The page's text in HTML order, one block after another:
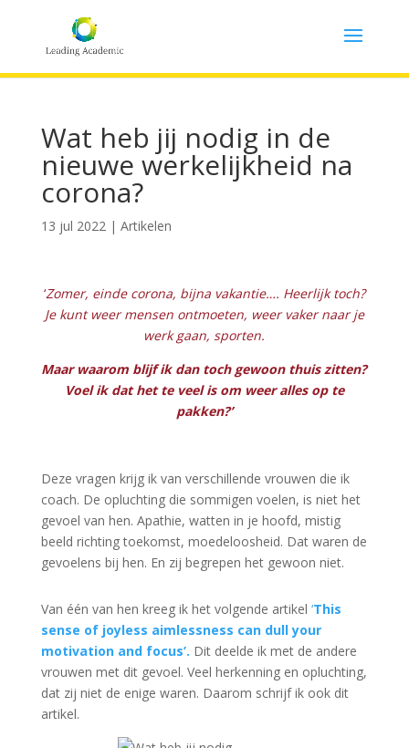
Wat heb jij nodig in de
nieuwe werkelijkheid na
corona?
13 jul 2022| Artikelen
‘Zomer, einde corona, bijna vakantie…. Heerlijk toch?
Je kunt weer mensen ontmoeten, weer vaker naar je
werk gaan, sporten.
Maar waarom blijf ik dan toch gewoon thuis zitten?
Voel ik dat het te veel is om weer alles op te
pakken?’
Deze vragen krijg ik van verschillende vrouwen die ik
coach. De opluchting die sommigen voelen, is niet het
gevoel van hen. Apathie, watten in je hoofd, mistig
beeld richting toekomst, moedeloosheid. Dat waren de
gevoelens bij hen. En zij begrepen het gewoon niet.
Van één van hen kreeg ik het volgende artikel ‘This
sense of joyless aimlessness can dull your
motivation and focus’. Dit deelde ik met de andere
vrouwen met dit gevoel. Veel herkenning en opluchting,
dat zij niet de enige waren. Daarom schrijf ik ook dit
artikel.